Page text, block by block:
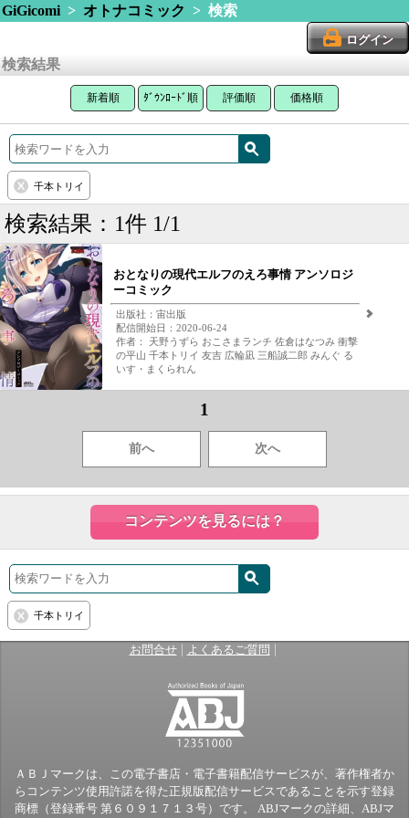
GiGicomi> オトナコミック > 検索
ログイン
検索結果
新着順 ﾀﾞｳﾝﾛｰﾄﾞ順 評価順 価格順
千本トリイ
検索結果：1件 1/1
おとなりの現代エルフのえろ事情 アンソロジ
ーコミック
出版社：宙出版
配信開始日：2020-06-24
作者： 天野うずら おこさまランチ 佐倉はなつみ 衝撃
の平山 千本トリイ 友吉 広輪凪 三船誠二郎 みんぐ る
いす・まくられん
1
前へ 次へ
コンテンツを見るには？
千本トリイ
お問合せ| よくあるご質問 |
ＡＢＪマークは、この電子書店・電子書籍配信サービスが、著作権者か
らコンテンツ使用許諾を得た正規版配信サービスであることを示す登録
商標（登録番号 第６０９１７１３号）です。 ABJマークの詳細、ABJマ